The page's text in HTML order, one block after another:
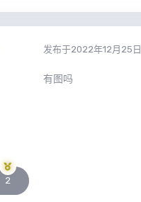
2
发布于2022年12月25日
有图吗